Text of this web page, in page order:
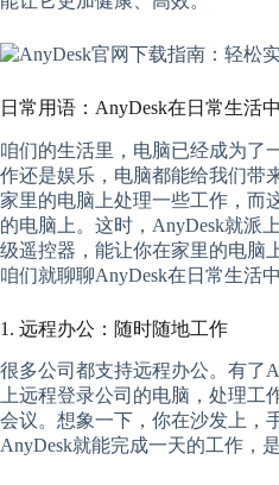
日常用语：AnyDesk在日常生活
咱们的生活里，电脑已经成为了
作还是娱乐，电脑都能给我们带
家里的电脑上处理一些工作，而
的电脑上。这时，AnyDesk就派
级遥控器，能让你在家里的电脑
咱们就聊聊AnyDesk在日常生活
1. 远程办公：随时随地工作
很多公司都支持远程办公。有了
上远程登录公司的电脑，处理
会议。想象一下，你在沙发上，
AnyDesk就能完成一天的工作，